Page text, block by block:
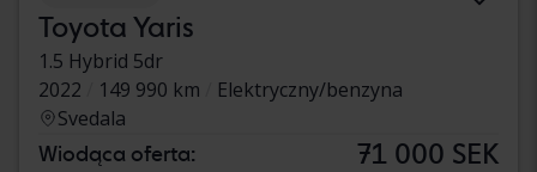
Toyota Yaris
1.5 Hybrid 5dr
2022
149 990 km
Elektryczny/benzyna
Svedala
Wiodąca oferta: 71 000 SEK